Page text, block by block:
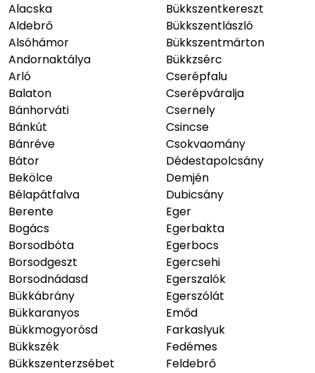
Alacska
Aldebrő
Alsóhámor
Andornaktálya
Arló
Balaton
Bánhorváti
Bánkút
Bánréve
Bátor
Bekölce
Bélapátfalva
Berente
Bogács
Borsodbóta
Borsodgeszt
Borsodnádasd
Bükkábrány
Bükkaranyos
Bükkmogyorósd
Bükkszék
Bükkszenterzsébet
Bükkszentkereszt
Bükkszentlászló
Bükkszentmárton
Bükkzsérc
Cserépfalu
Cserépváralja
Csernely
Csincse
Csokvaomány
Dédestapolcsány
Demjén
Dubicsány
Eger
Egerbakta
Egerbocs
Egercsehi
Egerszalók
Egerszólát
Emőd
Farkaslyuk
Fedémes
Feldebrő